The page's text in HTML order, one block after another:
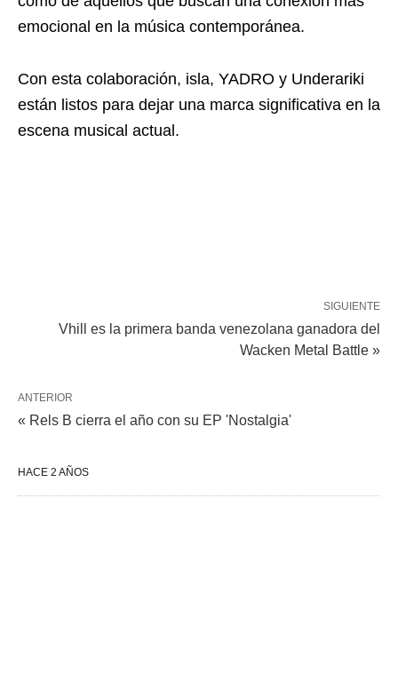
emocional en la música contemporánea.
Con esta colaboración, isla, YADRO y Underariki
están listos para dejar una marca significativa en la
escena musical actual.
SIGUIENTE
Vhill es la primera banda venezolana ganadora del
Wacken Metal Battle »
ANTERIOR
« Rels B cierra el año con su EP 'Nostalgia'
HACE 2 AÑOS